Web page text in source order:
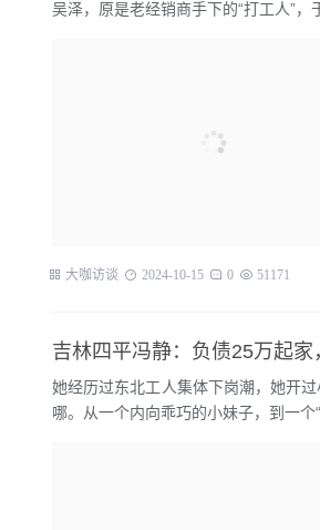
吴泽，原是老经销商手下的“打工人”
大咖访谈 2024-10-15 0 51171
吉林四平冯静：负债25万起
她经历过东北工人集体下岗潮，她开
哪。从一个内向乖巧的小妹子，到一个